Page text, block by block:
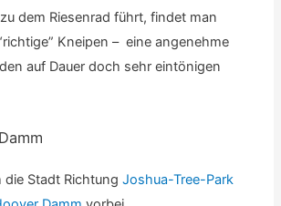
dem Riesenrad führt, findet man
Kneipen – eine angenehme
auf Dauer doch sehr eintönigen
die Stadt RichtungJoshua-Tree-Park